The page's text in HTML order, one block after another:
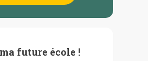
future école !